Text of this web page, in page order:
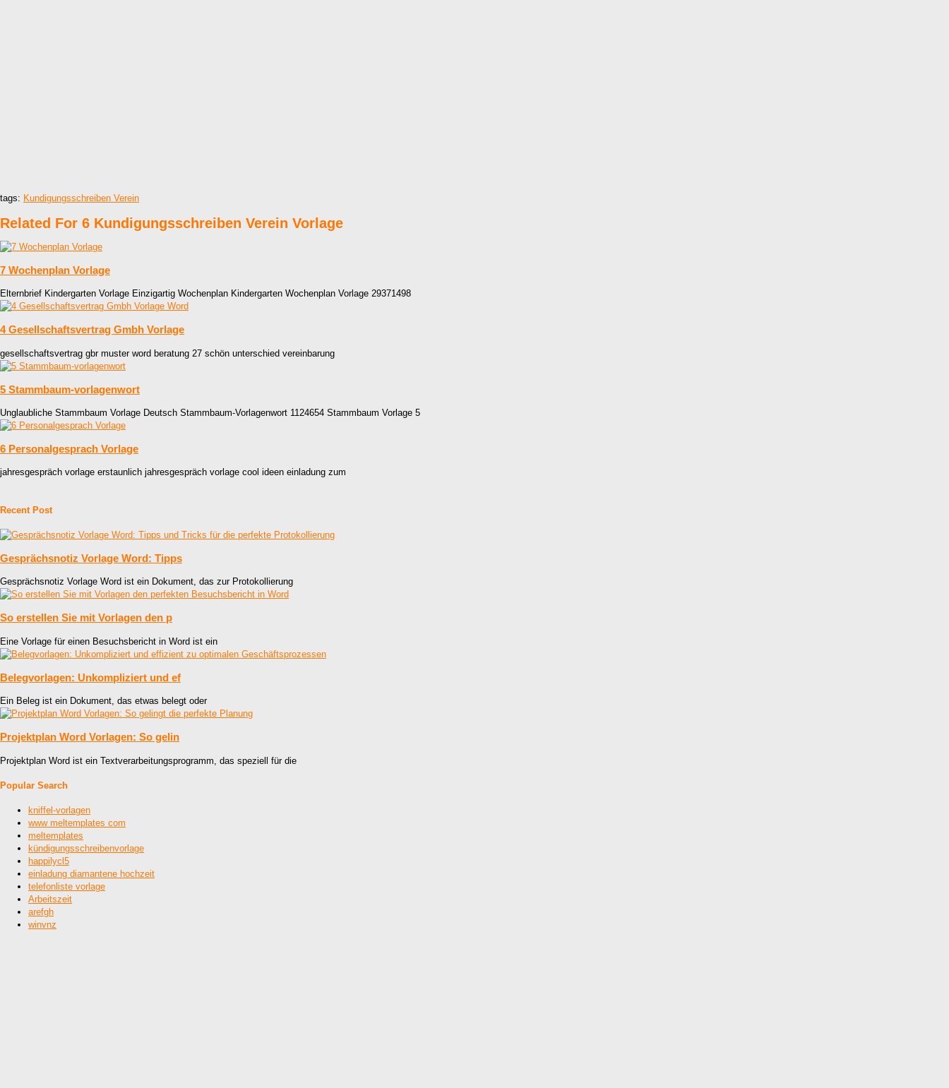
tags: Kundigungsschreiben Verein
Related For 6 Kundigungsschreiben Verein Vorlage
7 Wochenplan Vorlage
Elternbrief Kindergarten Vorlage Einzigartig Wochenplan Kindergarten Wochenplan Vorlage 29371498
4 Gesellschaftsvertrag Gmbh Vorlage
gesellschaftsvertrag gbr muster word beratung 27 schön unterschied vereinbarung
5 Stammbaum-vorlagenwort
Unglaubliche Stammbaum Vorlage Deutsch Stammbaum-Vorlagenwort 1124654 Stammbaum Vorlage 5
6 Personalgesprach Vorlage
jahresgespräch vorlage erstaunlich jahresgespräch vorlage cool ideen einladung zum
Recent Post
Gesprächsnotiz Vorlage Word: Tipps
Gesprächsnotiz Vorlage Word ist ein Dokument, das zur Protokollierung
So erstellen Sie mit Vorlagen den p
Eine Vorlage für einen Besuchsbericht in Word ist ein
Belegvorlagen: Unkompliziert und ef
Ein Beleg ist ein Dokument, das etwas belegt oder
Projektplan Word Vorlagen: So gelin
Projektplan Word ist ein Textverarbeitungsprogramm, das speziell für die
Popular Search
kniffel-vorlagen
www meltemplates com
meltemplates
kündigungsschreibenvorlage
happilycl5
einladung diamantene hochzeit
telefonliste vorlage
Arbeitszeit
arefgh
winvnz